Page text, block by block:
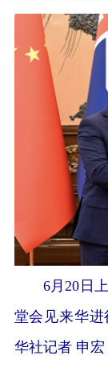
6月20日上
堂会见来华
华社记者 申宏